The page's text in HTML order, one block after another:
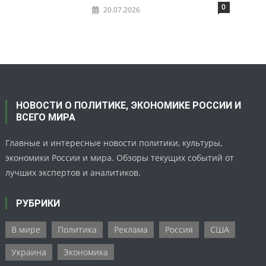
20.07.2026 0
НОВОСТИ О ПОЛИТИКЕ, ЭКОНОМИКЕ РОССИИ И
ВСЕГО МИРА
Главные и интересные новости политики, культуры,
экономики России и мира. Обзоры текущих событий от
лучших экспертов и аналитиков.
РУБРИКИ
В мире Политика Реклама Россия
США
Украина
Экономика